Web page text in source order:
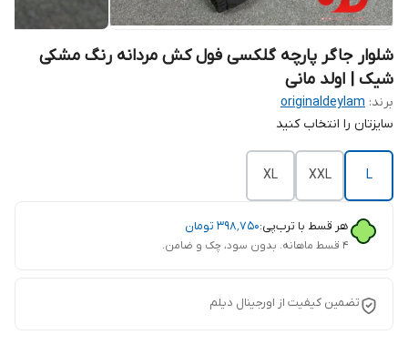
شلوار جاگر پارچه گلکسی فول کش مردانه رنگ مشکی
شیک | اولد مانی
برند: originaldeylam
سایزتان را انتخاب کنید
L
XXL
XL
هر قسط با ترب‌پی:۳۹۸٬۷۵۰ تومان
۴ قسط ماهانه. بدون سود، چک و ضامن.
تضمین کیفیت از اورجینال دیلم